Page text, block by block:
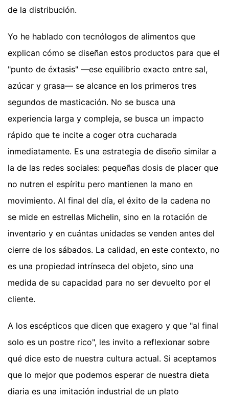
de la distribución.
Yo he hablado con tecnólogos de alimentos que
explican cómo se diseñan estos productos para que el
"punto de éxtasis" —ese equilibrio exacto entre sal,
azúcar y grasa— se alcance en los primeros tres
segundos de masticación. No se busca una
experiencia larga y compleja, se busca un impacto
rápido que te incite a coger otra cucharada
inmediatamente. Es una estrategia de diseño similar a
la de las redes sociales: pequeñas dosis de placer que
no nutren el espíritu pero mantienen la mano en
movimiento. Al final del día, el éxito de la cadena no
se mide en estrellas Michelin, sino en la rotación de
inventario y en cuántas unidades se venden antes del
cierre de los sábados. La calidad, en este contexto, no
es una propiedad intrínseca del objeto, sino una
medida de su capacidad para no ser devuelto por el
cliente.
A los escépticos que dicen que exagero y que "al final
solo es un postre rico", les invito a reflexionar sobre
qué dice esto de nuestra cultura actual. Si aceptamos
que lo mejor que podemos esperar de nuestra dieta
diaria es una imitación industrial de un plato